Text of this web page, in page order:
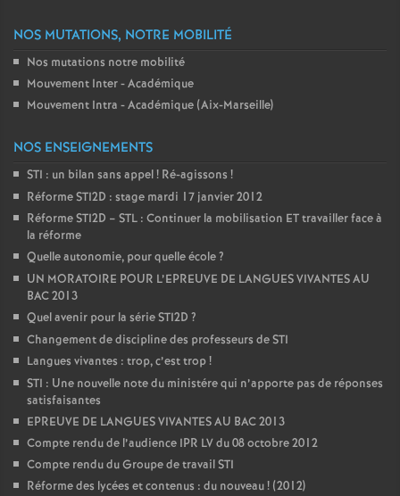
NOS MUTATIONS, NOTRE MOBILITÉ
Nos mutations notre mobilité
Mouvement Inter - Académique
Mouvement Intra - Académique (Aix-Marseille)
NOS ENSEIGNEMENTS
STI : un bilan sans appel! Ré-agissons !
Réforme STI2D : stage mardi 17 janvier 2012
Réforme STI2D – STL : Continuer la mobilisation ET travailler face à
la réforme
Quelle autonomie, pour quelle école?
UN MORATOIRE POUR L’EPREUVE DE LANGUES VIVANTES AU
BAC 2013
Quel avenir pour la série STI2D ?
Changement de discipline des professeurs de STI
Langues vivantes : trop, c’est trop!
STI : Une nouvelle note du ministére qui n’apporte pas de réponses
satisfaisantes
EPREUVE DE LANGUES VIVANTES AU BAC 2013
Compte rendu de l’audience IPR LV du 08 octobre 2012
Compte rendu du Groupe de travail STI
Réforme des lycées et contenus : du nouveau! (2012)